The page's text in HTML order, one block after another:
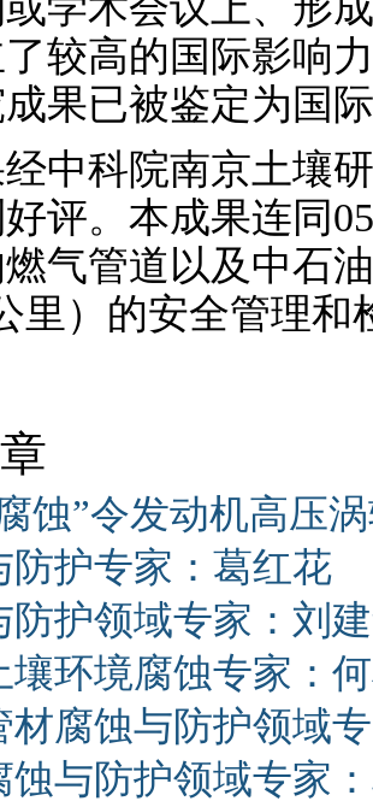
较高的国际影响
果已被鉴定为国
科院南京土壤研
评。本成果连同
气管道以及中石
里）的安全管理
蚀”令发动机高压
防护专家：葛红花
防护领域专家：刘
壤环境腐蚀专家：
材腐蚀与防护领域
蚀与防护领域专家